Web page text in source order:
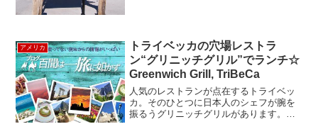
アメリカ
トライベッカの穴場レストラ
ン“グリニッチグリル”でランチ☆
Greenwich Grill, TriBeCa
人気のレストランが点在するトライベッ
カ。そのひとつに日本人のシェフが腕を
振るうグリニッチグリルがあります。ト